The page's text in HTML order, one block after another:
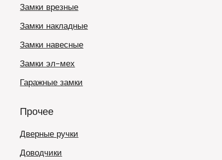
Замки врезные
Замки накладные
Замки навесные
Замки эл-мех
Гаражные замки
Прочее
Дверные ручки
Доводчики